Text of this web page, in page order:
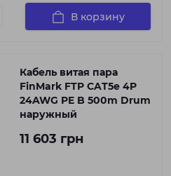
В корзину
Кабель витая пара
FinMark FTP CAT5e 4P
24AWG PE B 500m Drum
наружный
11 603 грн